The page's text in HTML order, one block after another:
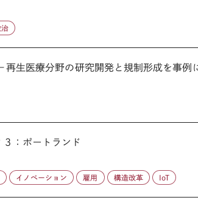
治
生医療分野の研究開発と規制形成を事例
：ポートランド
イノベーション 雇用 構造改革 IoT